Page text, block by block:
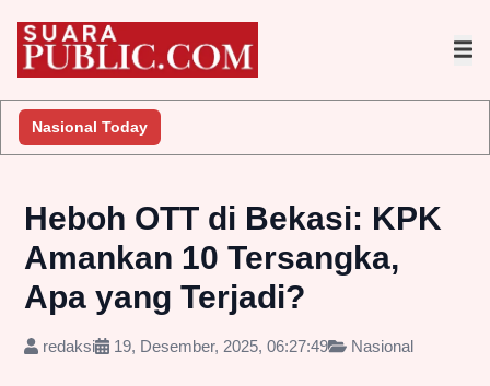
Nasional Today
Lakukan Penyelidikan
Heboh OTT di Bekasi: KPK
Amankan 10 Tersangka,
Apa yang Terjadi?
redaksi 19, Desember, 2025, 06:27:49 Nasional